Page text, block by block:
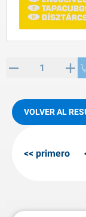
de SPP
AL-KO
para
invernales
VOLVER AL
primero